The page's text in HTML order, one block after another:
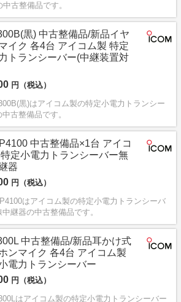
中古整備品です。
黒) 中古整備品/新品イヤ
イク 各4台 アイコム製 特定
トランシーバー(中継装置対
円（税込）
黒)はアイコム製の特定小電力トランシー
古整備品です。
中古整備品×1台 アイコ
特定小電力トランシーバー無
器
円（税込）
はアイコム製の特定小電力トランシーバ
中継器の中古整備品です。
中古整備品/新品耳かけ式
ンマイク 各4台 アイコム製
電力トランシーバー
円（税込）
はアイコム製の特定小電力トランシーバー